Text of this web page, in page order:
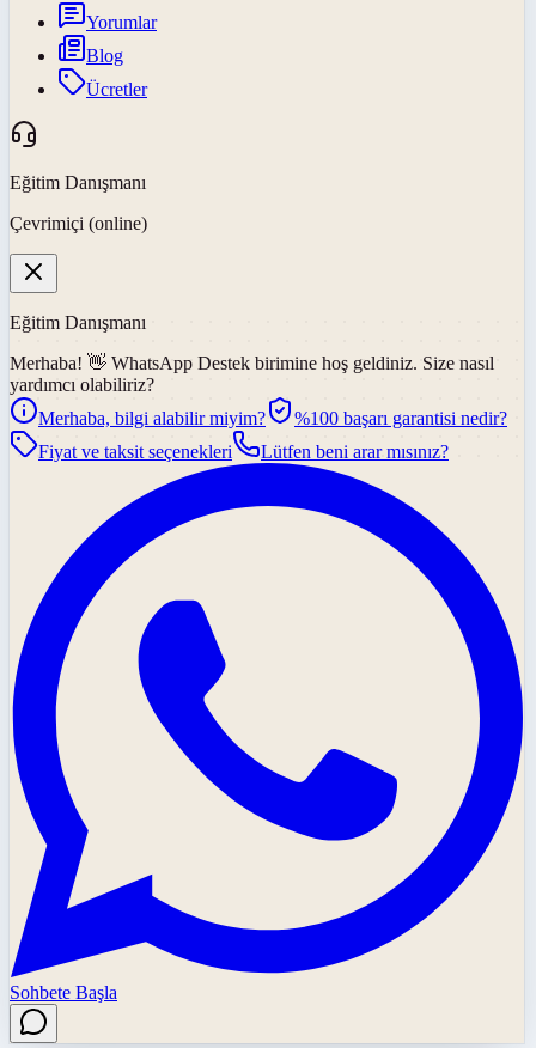
Yorumlar
Blog
Ücretler
Eğitim Danışmanı
Çevrimiçi (online)
Eğitim Danışmanı
Merhaba! 👋 WhatsApp Destek birimine hoş geldiniz. Size nasıl
yardımcı olabiliriz?
Merhaba, bilgi alabilir miyim?
%100 başarı garantisi nedir?
Fiyat ve taksit seçenekleri
Lütfen beni arar mısınız?
Sohbete Başla